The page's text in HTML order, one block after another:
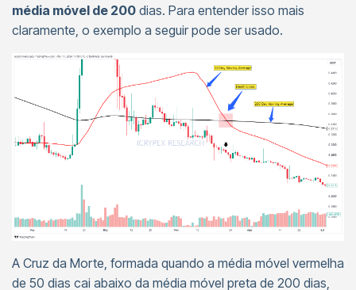
média móvel de 200 dias. Para entender isso mais
claramente, o exemplo a seguir pode ser usado.
A Cruz da Morte, formada quando a média móvel vermelha
de 50 dias cai abaixo da média móvel preta de 200 dias,